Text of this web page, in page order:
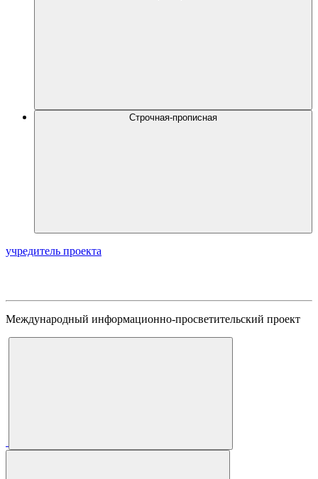
Строчная-прописная
учредитель проекта
Международный информационно-просветительский проект